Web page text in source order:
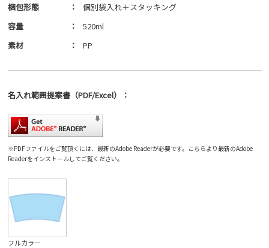
梱包形態
：
個別袋入れ＋スタッキング
容量
：
520ml
素材
： PP
名入れ範囲提案書（PDF/Excel） ：
※PDFファイルをご覧頂くには、最新のAdobe Readerが必要です。 こちらより最新のAdobe
Readerをインストールしてご覧ください。
フルカラー